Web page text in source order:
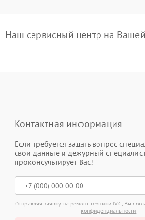
Наш сервисный центр на
Контактная информация
Если требуется задать вопрос
свои данные и дежурный
проконсультирует Вас!
Отправляя заявку на ремонт техники JVC, Вы
конфиденциальности